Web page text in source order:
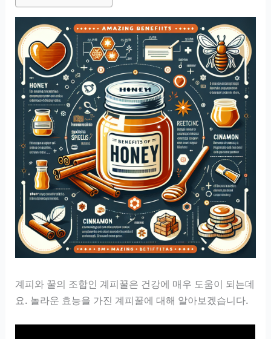
계피와 꿀의 조합인 계피꿀은 건강에 매우 도움이 되는데
요. 놀라운 효능을 가진 계피꿀에 대해 알아보겠습니다.